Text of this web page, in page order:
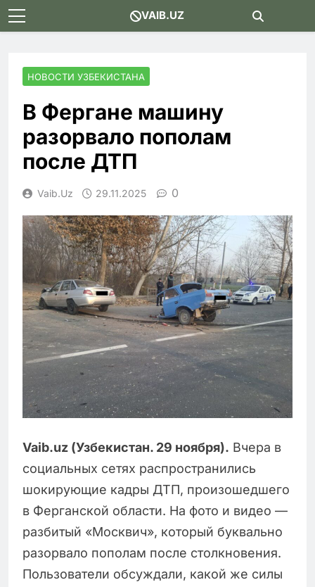
Skip
to
VAIB.UZ
НОВОСТИ УЗБЕКИСТАНА
В Фергане машину
разорвало пополам
после ДТП
Vaib.uz 29.11.2025 0
Vaib.uz (Узбекистан. 29 ноября). Вчера в
социальных сетях распространились
шокирующие кадры ДТП, произошедшего
в Ферганской области. На фото и видео —
разбитый «Москвич», который буквально
разорвало пополам после столкновения.
Пользователи обсуждали, какой же силы